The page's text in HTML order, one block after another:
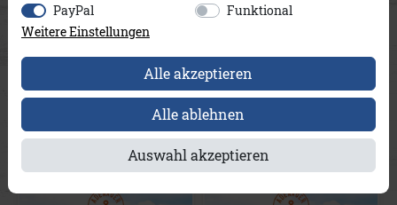
Geschenkgutschein 50,- €
Online-
Geschenkgutschein 100,- €
KEIN Versand!
100,00 €
PayPal
Funktional
Weitere Einstellungen
Alle akzeptieren
Alle ablehnen
Auswahl akzeptieren